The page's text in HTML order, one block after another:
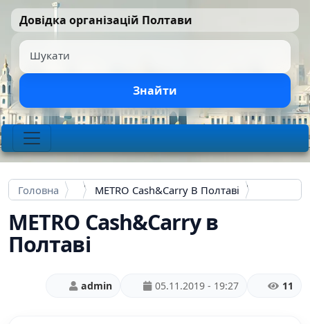
Перейти до основного вмісту
Довідка організацій Полтави
Шукати
Знайти
Головна МЕTRO Cash&Carry В Полтаві
МЕTRO Cash&Carry в
Полтаві
admin 05.11.2019 - 19:27 11